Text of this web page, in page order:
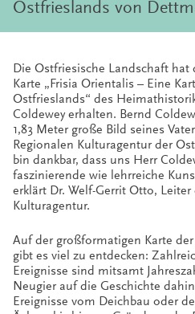
Ostfrieslands von
Die Ostfriesische Landschaft hat
Karte „Frisia Orientalis – Eine
Ostfrieslands“ des
Coldewey erhalten. Bernd
1,83 Meter große Bild seines
Regionalen Kulturagentur der
bin dankbar, dass uns Herr
faszinierende wie lehrreiche
erklärt Dr. Welf-Gerrit Otto, Leiter
Kulturagentur.
Auf der großformatigen Karte
gibt es viel zu entdecken:
Ereignisse sind mitsamt
Neugier auf die Geschichte
Ereignisse vom Deichbau oder